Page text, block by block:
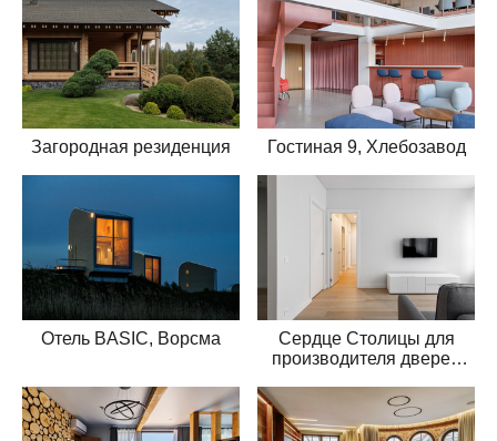
Загородная резиденция Гостиная 9, Хлебозавод
Отель BASIC, Ворсма
Сердце Столицы для
производителя дверей